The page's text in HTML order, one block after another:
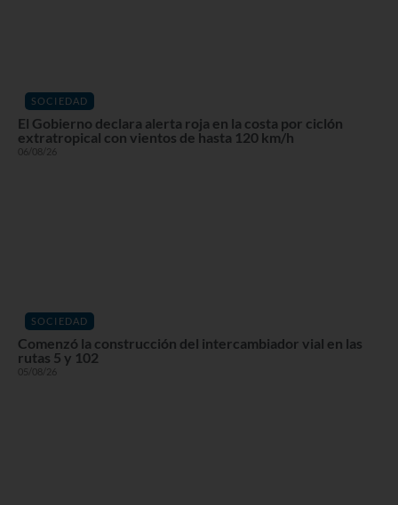
SOCIEDAD
El Gobierno declara alerta roja en la costa por ciclón
extratropical con vientos de hasta 120 km/h
06/08/26
SOCIEDAD
Comenzó la construcción del intercambiador vial en las
rutas 5 y 102
05/08/26